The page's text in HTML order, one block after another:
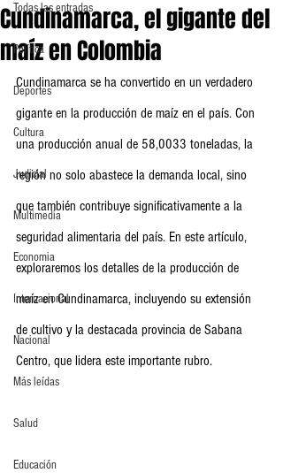
Todas las entradas
Política
Deportes
Cultura
Judicial
Multimedia
Economia
Internacional
Nacional
Más leídas
Salud
Educación
Cundinamarca, el gigante del
maíz en Colombia
Cundinamarca se ha convertido en un verdadero
gigante en la producción de maíz en el país. Con
una producción anual de 58,0033 toneladas, la
región no solo abastece la demanda local, sino
que también contribuye significativamente a la
seguridad alimentaria del país. En este artículo,
exploraremos los detalles de la producción de
maíz en Cundinamarca, incluyendo su extensión
de cultivo y la destacada provincia de Sabana
Centro, que lidera este importante rubro.